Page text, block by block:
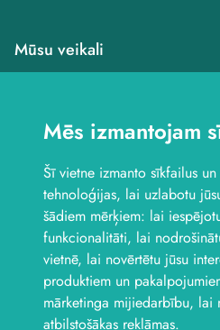
Mēs izmantojam
Šī vietne izmanto sīkfailus un
tehnoloģijas, lai uzlabotu
šādiem mērķiem: lai
funkcionalitāti, lai
vietnē, lai novērtētu jūsu
produktiem un
mārketinga mijiedarbību, lai
atbilstošākas reklāmas.
Mūsu veikali
Veikals Saldū, Kuldīgas
Veikals Jelgavā, Aviācijas
iela 8B
Seko mums